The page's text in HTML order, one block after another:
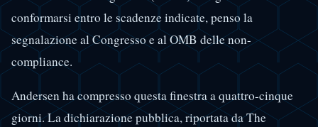
conformarsi entro le scadenze indicate, penso la
segnalazione al Congresso e al OMB delle non-
compliance.
Andersen ha compresso questa finestra a quattro-cinque
giorni. La dichiarazione pubblica, riportata da The